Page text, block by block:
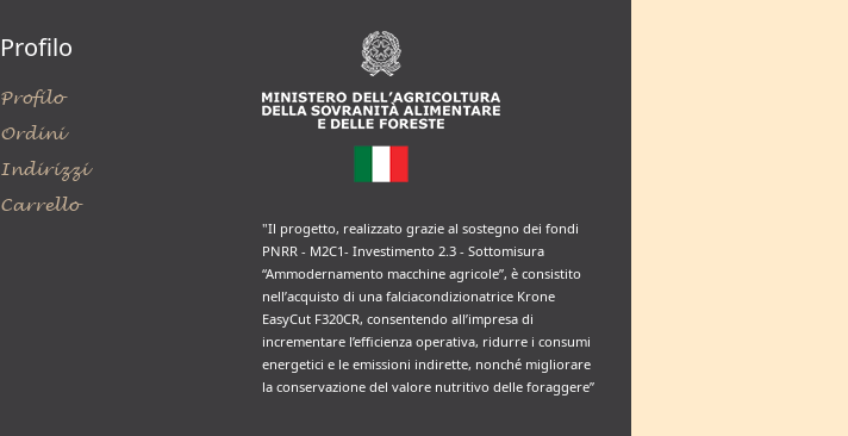
Profilo
Profilo
Ordini
Indirizzi
Carrello
"Il progetto, realizzato grazie al sostegno dei fondi
PNRR - M2C1- Investimento 2.3 - Sottomisura
“Ammodernamento macchine agricole”, è consistito
nell’acquisto di una falciacondizionatrice Krone
EasyCut F320CR, consentendo all’impresa di
incrementare l’efficienza operativa, ridurre i consumi
energetici e le emissioni indirette, nonché migliorare
la conservazione del valore nutritivo delle foraggere”